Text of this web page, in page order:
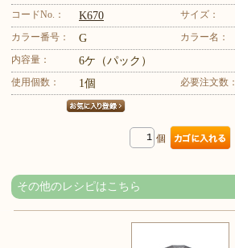
コードNo.： K670 サイズ：
カラー番号： G カラー名：
内容量： 6ケ（パック）
使用個数： 1個 必要注文数：
個
その他のレシピはこちら